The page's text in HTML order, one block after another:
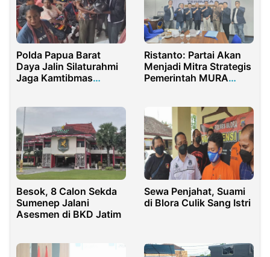
Polda Papua Barat
Daya Jalin Silaturahmi
Jaga Kamtibmas
Ristanto: Partai Akan
Menjadi Mitra Strategis
Pemerintah MURA
Besok, 8 Calon Sekda
Sumenep Jalani
Asesmen di BKD Jatim
Sewa Penjahat, Suami
di Blora Culik Sang Istri